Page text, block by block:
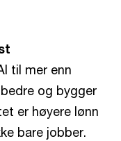
til mer enn
og bygger
er høyere lønn
bare jobber.